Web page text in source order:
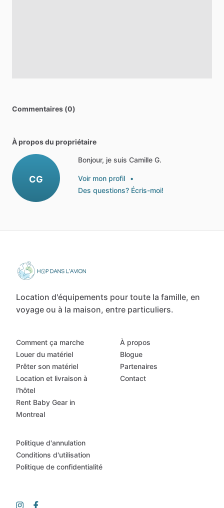
Commentaires (0)
À propos du propriétaire
CG
Bonjour, je suis Camille G.
Voir mon profil
•
Des questions? Écris-moi!
Location d'équipements pour toute la famille, en
voyage ou à la maison, entre particuliers.
Comment ça marche
Louer du matériel
Prêter son matériel
Location et livraison à
l'hôtel
Rent Baby Gear in
Montreal
À propos
Blogue
Partenaires
Contact
Politique d'annulation
Conditions d'utilisation
Politique de confidentialité